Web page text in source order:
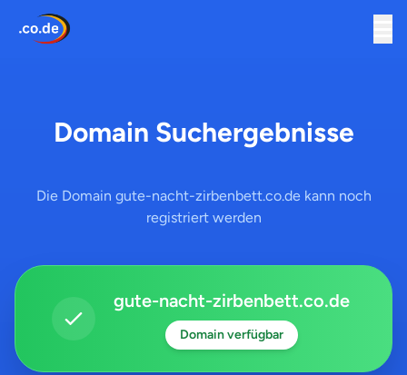
Domain Suchergebnisse
Die Domain gute-nacht-zirbenbett.co.de kann noch
registriert werden
gute-nacht-zirbenbett.co.de
Domain verfügbar